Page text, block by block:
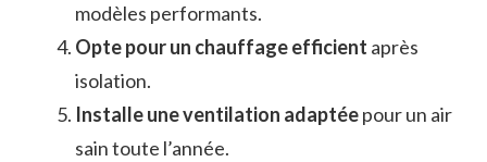
modèles performants.
Opte pour un chauffage efficient après
isolation.
Installe une ventilation adaptéepour un air
sain toute l’année.